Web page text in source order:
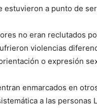
estuvieron a punto de
no eran reclutados
violencias
o expresión
enmarcados en
a las personas